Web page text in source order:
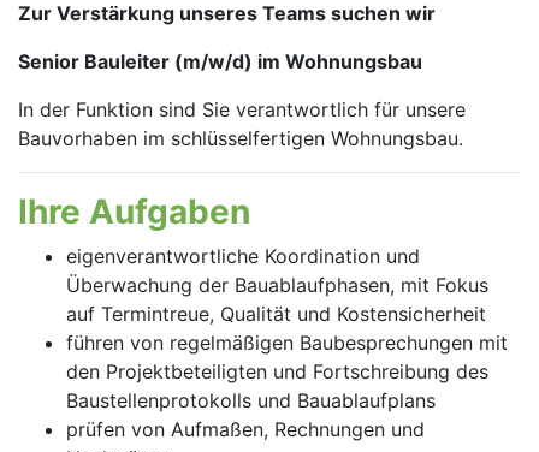
Zur Verstärkung unseres Teams suchen wir
Senior Bauleiter (m/w/d) im Wohnungsbau
In der Funktion sind Sie verantwortlich für unsere
Bauvorhaben im schlüsselfertigen Wohnungsbau.
Ihre Aufgaben
eigenverantwortliche Koordination und
Überwachung der Bauablaufphasen, mit Fokus
auf Termintreue, Qualität und Kostensicherheit
führen von regelmäßigen Baubesprechungen mit
den Projektbeteiligten und Fortschreibung des
Baustellenprotokolls und Bauablaufplans
prüfen von Aufmaßen, Rechnungen und